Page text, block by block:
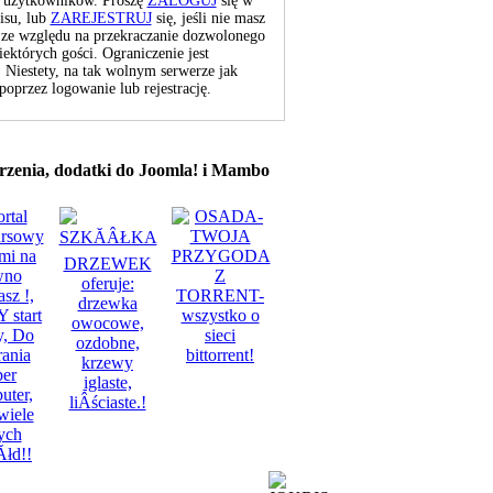
lub ZAREJESTRUJsię, jeśli nie masz
względu na przekraczanie dozwolonego
gości. Ograniczenie jest
na tak wolnym serwerze jak
logowanie lub rejestrację.
dodatki do Joomla! i Mambo